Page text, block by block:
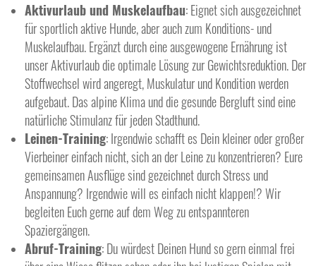
Aktivurlaub und Muskelaufbau: Eignet sich ausgezeichnet
für sportlich aktive Hunde, aber auch zum Konditions- und
Muskelaufbau. Ergänzt durch eine ausgewogene Ernährung ist
unser Aktivurlaub die optimale Lösung zur Gewichtsreduktion. Der
Stoffwechsel wird angeregt, Muskulatur und Kondition werden
aufgebaut. Das alpine Klima und die gesunde Bergluft sind eine
natürliche Stimulanz für jeden Stadthund.
Leinen-Training: Irgendwie schafft es Dein kleiner oder großer
Vierbeiner einfach nicht, sich an der Leine zu konzentrieren? Eure
gemeinsamen Ausflüge sind gezeichnet durch Stress und
Anspannung? Irgendwie will es einfach nicht klappen!? Wir
begleiten Euch gerne auf dem Weg zu entspannteren
Spaziergängen.
Abruf-Training: Du würdest Deinen Hund so gern einmal frei